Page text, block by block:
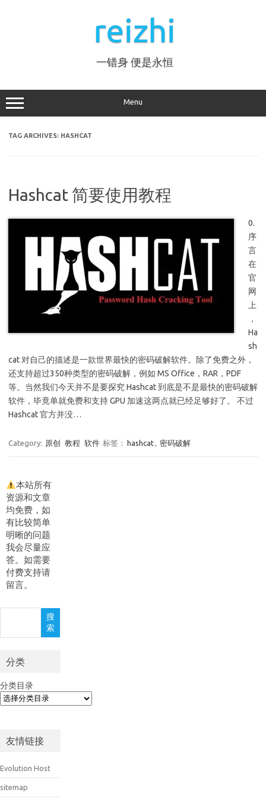
reizhi
一错身 便是永恒
Menu
TAG ARCHIVES: HASHCAT
Hashcat 简要使用教程
0.
序
言
在
官
网
上
，
Ha
sh
cat 对自己的描述是一款世界最快的密码破解软件。除了免费之外，
还支持超过350种类型的密码破解，例如 MS Office，RAR，PDF
等。当然我们今天并不是要探究 Hashcat 到底是不是最快的密码破解
软件，毕竟单就免费和支持 GPU 加速这两点就已经足够好了。 不过
Hashcat 官方并没…
Category: 原创 教程 软件 标签： hashcat, 密码破解
本站所有
资源和文章
均免费，如
有比较简单
明晰的问题
我会尽量应
答。如需要
付费支持请
留言。
搜
索
分类
分类目录
友情链接
Evolution Host
sitemap